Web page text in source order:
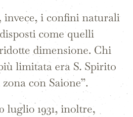
i confini naturali
come quelli
dimensione. Chi
limitata era S. Spirito
con Saione”.
luglio 1931, inoltre,